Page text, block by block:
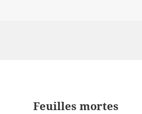
Feuilles mortes